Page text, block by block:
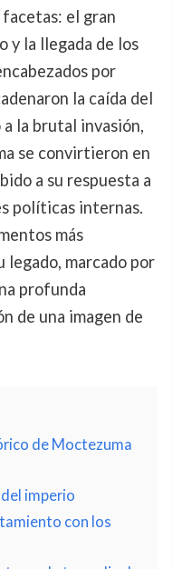
el gran
y la llegada de los
por
la caída del
la brutal invasión,
se convirtieron en
a su respuesta a
políticas internas.
más
legado, marcado por
profunda
de una imagen de
de Moctezuma
imperio
con los